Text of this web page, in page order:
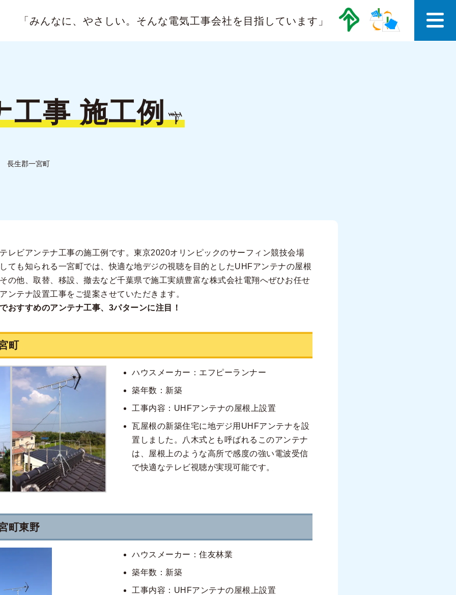
「みんなに、やさしい。 そんな電気工事会社を目指しています」
工事施工例
長生郡一宮町
レビアンテナ工事の施工例です。東京2020オリンピックのサーフィン競技会場
ても知られる一宮町では、快適な地デジの視聴を目的としたUHFアンテナの屋根
の他、取替、移設、撤去など千葉県で施工実績豊富な株式会社電翔へぜひお任せ
ンテナ設置工事をご提案させていただきます。
おすすめのアンテナ工事、3パターンに注目！
町
ハウスメーカー：エフピーランナー
築年数：新築
工事内容：UHFアンテナの屋根上設置
瓦屋根の新築住宅に地デジ用UHFアンテナを設
置しました。八木式とも呼ばれるこのアンテナ
は、屋根上のような高所で感度の強い電波受信
で快適なテレビ視聴が実現可能です。
町東野
ハウスメーカー：住友林業
築年数：新築
工事内容：UHFアンテナの屋根上設置